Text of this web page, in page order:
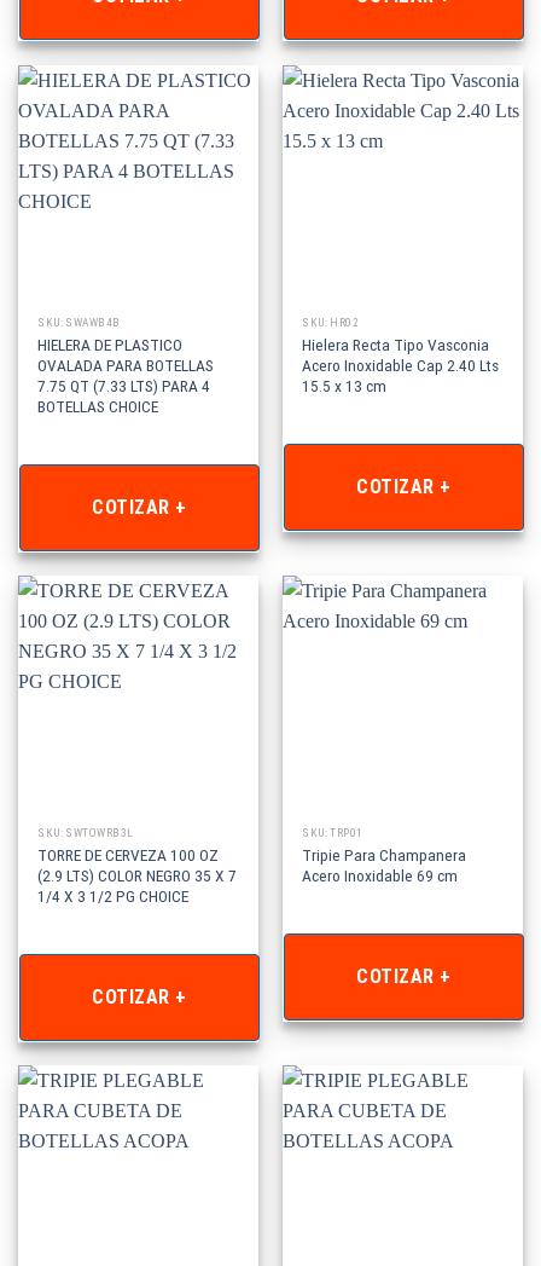
SKU: SWAWB4B
HIELERA DE PLASTICO
OVALADA PARA BOTELLAS
7.75 QT (7.33 LTS) PARA 4
BOTELLAS CHOICE
COTIZAR +
SKU: HR02
Hielera Recta Tipo Vasconia
Acero Inoxidable Cap 2.40 Lts
15.5 x 13 cm
COTIZAR +
SKU: SWTOWRB3L
TORRE DE CERVEZA 100 OZ
(2.9 LTS) COLOR NEGRO 35 X 7
1/4 X 3 1/2 PG CHOICE
COTIZAR +
SKU: TRP01
Tripie Para Champanera
Acero Inoxidable 69 cm
COTIZAR +